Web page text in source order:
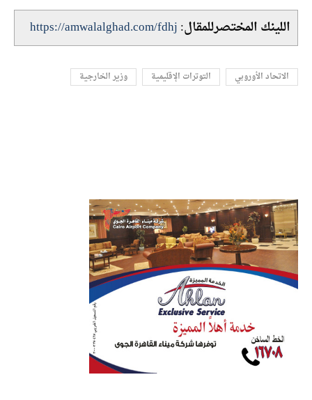
اللينك المختصرللمقال:https://amwalalghad.com/fdhj
الاتحاد الأوروبي التوترات الإقليمية وزير الخارجية